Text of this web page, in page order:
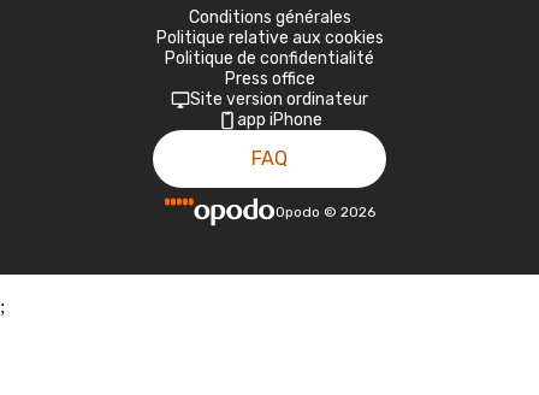
Conditions générales
Politique relative aux cookies
Politique de confidentialité
Press office
Site version ordinateur
app iPhone
FAQ
Opodo © 2026
;